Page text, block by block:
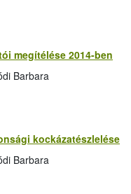
megítélése 2014-ben
Barbara
kockázatészlelése
Barbara